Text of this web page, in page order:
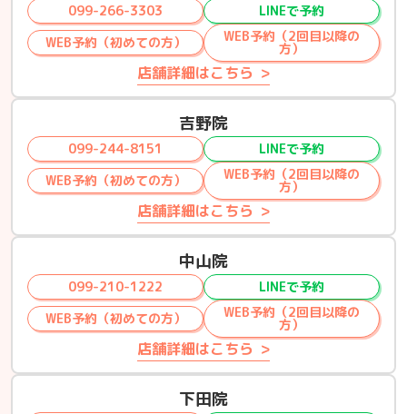
099-266-3303
LINEで予約
WEB予約（初めての方）
WEB予約（2回目以降の
方）
店舗詳細はこちら
吉野院
099-244-8151
LINEで予約
WEB予約（初めての方）
WEB予約（2回目以降の
方）
店舗詳細はこちら
中山院
099-210-1222
LINEで予約
WEB予約（初めての方）
WEB予約（2回目以降の
方）
店舗詳細はこちら
下田院